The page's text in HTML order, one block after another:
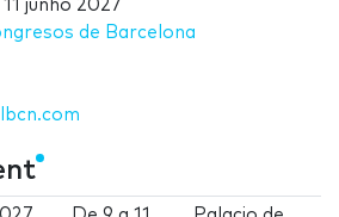
junho 2027
de Barcelona